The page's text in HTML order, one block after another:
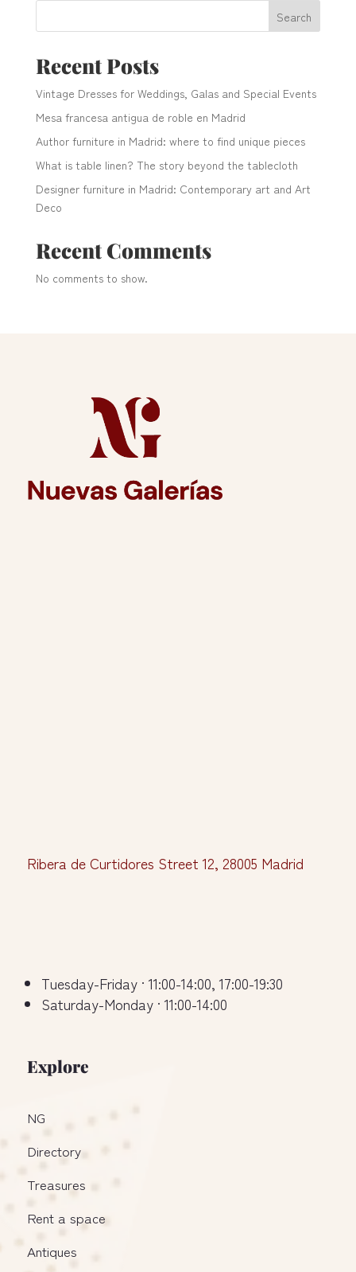
Search
Recent Posts
Vintage Dresses for Weddings, Galas and Special Events
Mesa francesa antigua de roble en Madrid
Author furniture in Madrid: where to find unique pieces
What is table linen? The story beyond the tablecloth
Designer furniture in Madrid: Contemporary art and Art
Deco
Recent Comments
No comments to show.
Ribera de Curtidores Street 12, 28005 Madrid
Tuesday-Friday · 11:00-14:00, 17:00-19:30
Saturday-Monday · 11:00-14:00
Explore
NG
Directory
Treasures
Rent a space
Antiques